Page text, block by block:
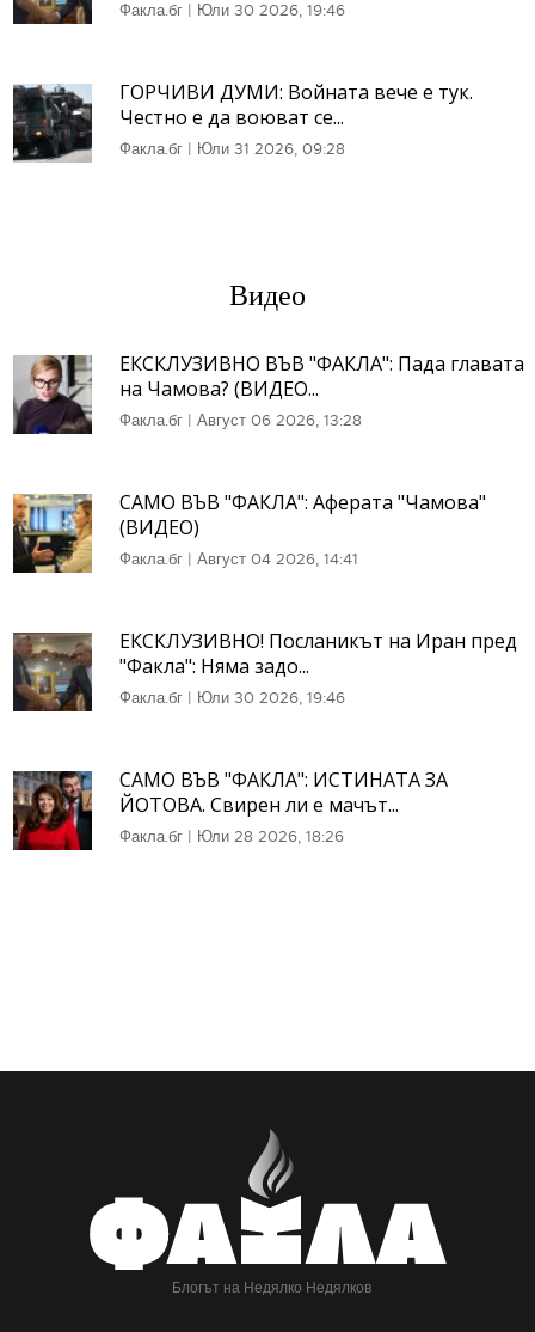
Факла.бг | Юли 30 2026, 19:46
ГОРЧИВИ ДУМИ: Войната вече е тук.
Честно е да воюват се...
Факла.бг | Юли 31 2026, 09:28
Видео
ЕКСКЛУЗИВНО ВЪВ "ФАКЛА": Пада главата
на Чамова? (ВИДЕО...
Факла.бг | Август 06 2026, 13:28
САМО ВЪВ "ФАКЛА": Аферата "Чамова"
(ВИДЕО)
Факла.бг | Август 04 2026, 14:41
ЕКСКЛУЗИВНО! Посланикът на Иран пред
"Факла": Няма задо...
Факла.бг | Юли 30 2026, 19:46
САМО ВЪВ "ФАКЛА": ИСТИНАТА ЗА
ЙОТОВА. Свирен ли е мачът...
Факла.бг | Юли 28 2026, 18:26
Блогът на Недялко Недялков